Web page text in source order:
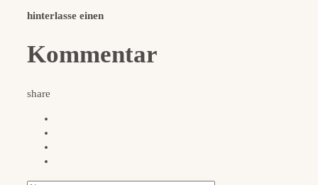
hinterlasse einen
Kommentar
share